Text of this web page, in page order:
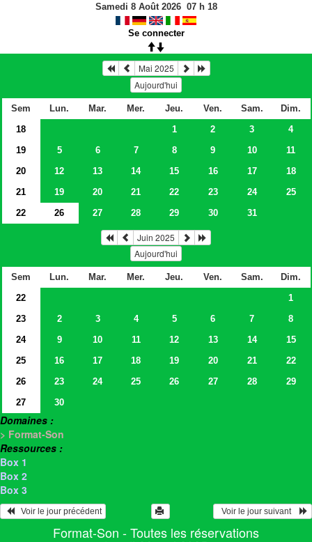
Samedi 8 Août 2026 07h 18
Se connecter
Mai 2025
Aujourd'hui
Sem Lun. Mar. Mer. Jeu. Ven. Sam.
Dim.
18
1 2 3
4
19
5 6 7 8 9 10
11
20
12 13 14 15 16 17
18
21
19 20 21 22 23 24
25
22
26 27 28 29 30 31
Juin 2025
Aujourd'hui
Sem Lun. Mar. Mer. Jeu. Ven. Sam.
Dim.
22
1
23
2 3 4 5 6 7
8
24
9 10 11 12 13 14
15
25
16 17 18 19 20 21
22
26
23 24 25 26 27 28
29
27
30
Domaines :
> Format-Son
Ressources :
Box 1
Box 2
Box 3
   Voir le jour précédent
  Voir le jour suivant
Format-Son - Toutes les réservations